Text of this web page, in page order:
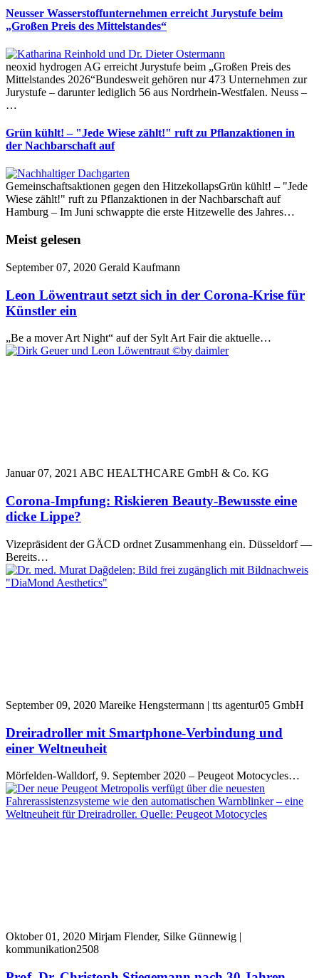
Neusser Wasserstoffunternehmen erreicht Jurystufe beim
„Großen Preis des Mittelstandes“
neoxid hydrogen AG erreicht Jurystufe beim „Großen Preis des
Mittelstandes 2026“Bundesweit gehören nur 473 Unternehmen zur
Jurystufe – darunter lediglich 56 aus Nordrhein-Westfalen. Neuss –
…
Grün kühlt! – "Jede Wiese zählt!" ruft zu Pflanzaktionen in
der Nachbarschaft auf
Gemeinschaftsaktionen gegen den HitzekollapsGrün kühlt! – "Jede
Wiese zählt!" ruft zu Pflanzaktionen in der Nachbarschaft auf
Hamburg – Im Juni schwappte die erste Hitzewelle des Jahres…
Meist gelesen
September 07, 2020 Gerald Kaufmann
Leon Löwentraut setzt sich in der Corona-Krise für
Künstler ein
„Be a mover Art Night“ auf der Sylt Art Fair die aktuelle…
Januar 07, 2021 ABC HEALTHCARE GmbH & Co. KG
Corona-Impfung: Riskieren Beauty-Bewusste eine
dicke Lippe?
Vizepräsident der GÄCD ordnet Zusammenhang ein. Düsseldorf —
Bereits…
September 09, 2020 Mareike Hengstermann | tts agentur05 GmbH
Dreiradroller mit Smartphone-Verbindung und
einer Weltneuheit
Mörfelden-Walldorf, 9. September 2020 – Peugeot Motocycles…
Oktober 01, 2020 Mirjam Flender, Silke Günnewig |
kommunikation2508